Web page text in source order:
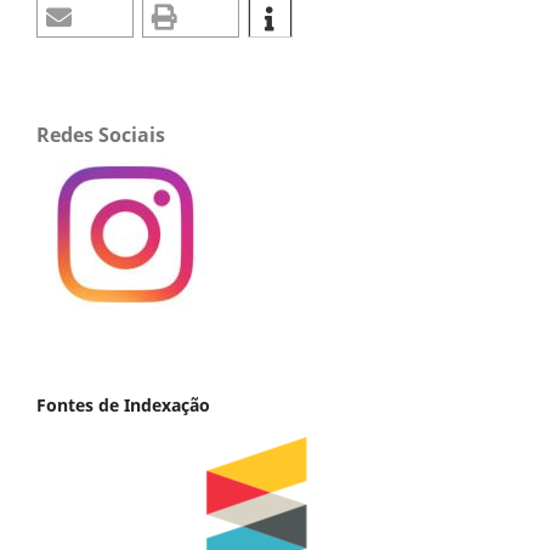
Redes Sociais
Fontes de Indexação